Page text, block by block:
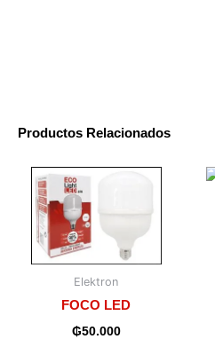
Productos Relacionados
Elektron
FOCO LED
₲50.000